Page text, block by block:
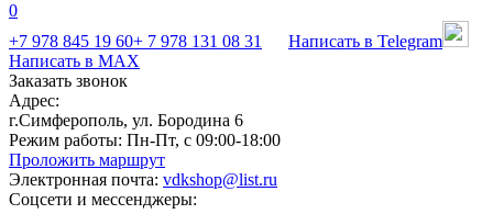
0
+7 978 845 19 60+ 7 978 131 08 31
Написать в Telegram
Написать в MAX
Заказать звонок
Адрес:
г.Симферополь, ул. Бородина 6
Режим работы: Пн-Пт, с 09:00-18:00
Проложить маршрут
Электронная почта: vdkshop@list.ru
Соцсети и мессенджеры: